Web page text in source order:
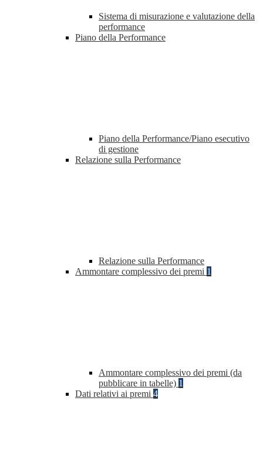
Sistema di misurazione e valutazione della
performance
Piano della Performance
Piano della Performance/Piano esecutivo
di gestione
Relazione sulla Performance
Relazione sulla Performance
Ammontare complessivo dei premi 1
Ammontare complessivo dei premi (da
pubblicare in tabelle) 1
Dati relativi ai premi 4